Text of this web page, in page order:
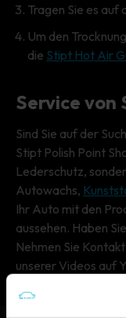
Tragen Sie es
Um den
die Stipt Hot Air
Service von
Sind Sie auf der
Stipt Polish Point
Lederschutz,
Autowachs,
Ihr Auto mit den
aussehen. Haben
Nehmen Sie
unserer Videos auf